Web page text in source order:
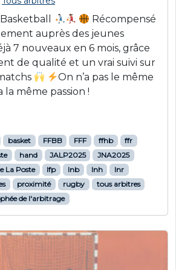
Récompensé
auprès des jeunes
7 nouveaux en 6 mois, grâce
de qualité et un vrai suivi sur
On n’a pas le même
la même passion !
basket FFBB FFF ffhb
ffr
hand JALP2025
JNA2025
La Poste
lfp lnb lnh
lnr
proximité rugby
tous arbitres
de l'arbitrage